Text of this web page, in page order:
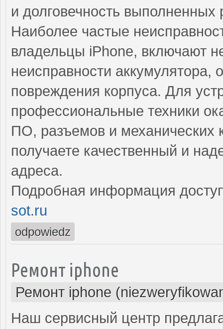
и долговечность выполненных
Наиболее частые
владельцы iPhone, включают
неисправности
повреждения корпуса. Для
профессиональные техники
ПО, разъемов и механических
получаете качественный и
адреса.
Подробная информация
sot.ru
odpowiedz
Ремонт iphone
Ремонт iphone
Наш сервисный центр